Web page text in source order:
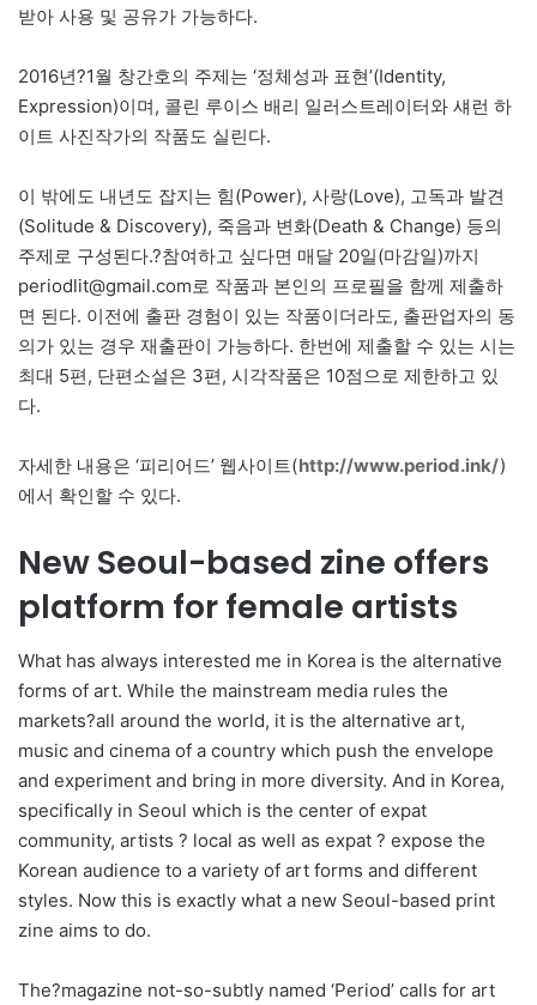
받아 사용 및 공유가 가능하다.
2016년?1월 창간호의 주제는 ‘정체성과 표현’(Identity,
Expression)이며, 콜린 루이스 배리 일러스트레이터와 섀런 하
이트 사진작가의 작품도 실린다.
이 밖에도 내년도 잡지는 힘(Power), 사랑(Love), 고독과 발견
(Solitude & Discovery), 죽음과 변화(Death & Change) 등의
주제로 구성된다.?참여하고 싶다면 매달 20일(마감일)까지
periodlit@gmail.com로 작품과 본인의 프로필을 함께 제출하
면 된다. 이전에 출판 경험이 있는 작품이더라도, 출판업자의 동
의가 있는 경우 재출판이 가능하다. 한번에 제출할 수 있는 시는
최대 5편, 단편소설은 3편, 시각작품은 10점으로 제한하고 있
다.
자세한 내용은 ‘피리어드’ 웹사이트(http://www.period.ink/)
에서 확인할 수 있다.
New Seoul-based zine offers
platform for female artists
What has always interested me in Korea is the alternative
forms of art. While the mainstream media rules the
markets?all around the world, it is the alternative art,
music and cinema of a country which push the envelope
and experiment and bring in more diversity. And in Korea,
specifically in Seoul which is the center of expat
community, artists ? local as well as expat ? expose the
Korean audience to a variety of art forms and different
styles. Now this is exactly what a new Seoul-based print
zine aims to do.
The?magazine not-so-subtly named ‘Period’ calls for art